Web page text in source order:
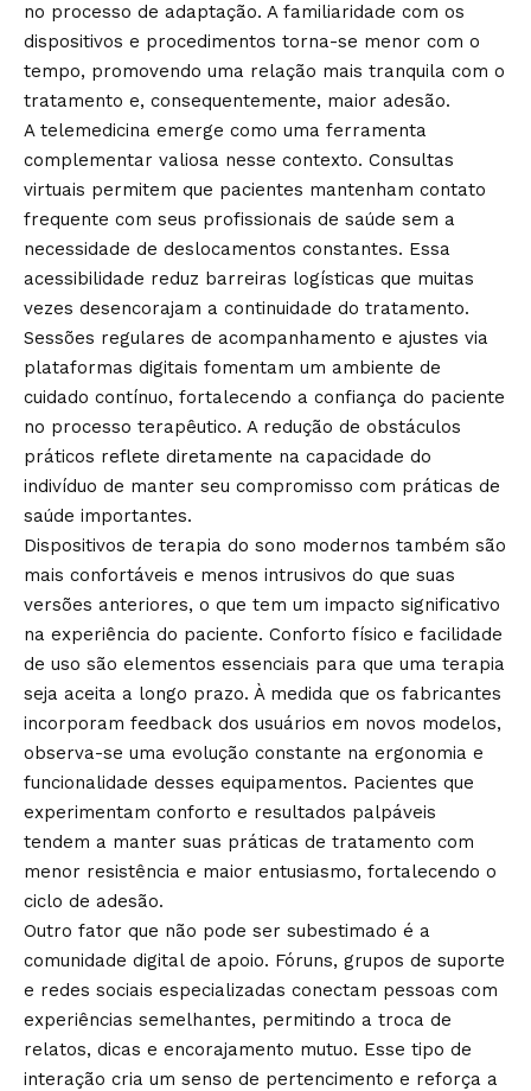
no processo de adaptação. A familiaridade com os
dispositivos e procedimentos torna-se menor com o
tempo, promovendo uma relação mais tranquila com o
tratamento e, consequentemente, maior adesão.
A telemedicina emerge como uma ferramenta
complementar valiosa nesse contexto. Consultas
virtuais permitem que pacientes mantenham contato
frequente com seus profissionais de saúde sem a
necessidade de deslocamentos constantes. Essa
acessibilidade reduz barreiras logísticas que muitas
vezes desencorajam a continuidade do tratamento.
Sessões regulares de acompanhamento e ajustes via
plataformas digitais fomentam um ambiente de
cuidado contínuo, fortalecendo a confiança do paciente
no processo terapêutico. A redução de obstáculos
práticos reflete diretamente na capacidade do
indivíduo de manter seu compromisso com práticas de
saúde importantes.
Dispositivos de terapia do sono modernos também são
mais confortáveis e menos intrusivos do que suas
versões anteriores, o que tem um impacto significativo
na experiência do paciente. Conforto físico e facilidade
de uso são elementos essenciais para que uma terapia
seja aceita a longo prazo. À medida que os fabricantes
incorporam feedback dos usuários em novos modelos,
observa-se uma evolução constante na ergonomia e
funcionalidade desses equipamentos. Pacientes que
experimentam conforto e resultados palpáveis
tendem a manter suas práticas de tratamento com
menor resistência e maior entusiasmo, fortalecendo o
ciclo de adesão.
Outro fator que não pode ser subestimado é a
comunidade digital de apoio. Fóruns, grupos de suporte
e redes sociais especializadas conectam pessoas com
experiências semelhantes, permitindo a troca de
relatos, dicas e encorajamento mutuo. Esse tipo de
interação cria um senso de pertencimento e reforça a